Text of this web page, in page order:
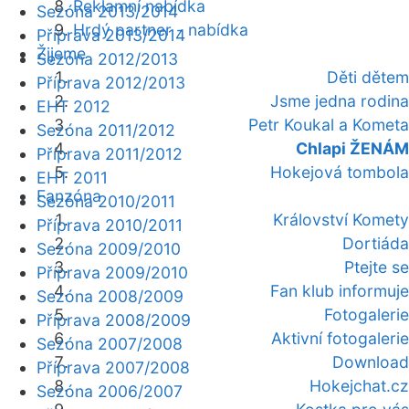
Reklamní nabídka
Hrdý partner - nabídka
Žijeme
Děti dětem
Jsme jedna rodina
Petr Koukal a Kometa
Chlapi ŽENÁM
Hokejová tombola
Fanzóna
Království Komety
Dortiáda
Ptejte se
Fan klub informuje
Fotogalerie
Aktivní fotogalerie
Download
Hokejchat.cz
Sezóna 2013/2014
Příprava 2013/2014
Sezóna 2012/2013
Příprava 2012/2013
EHT 2012
Sezóna 2011/2012
Příprava 2011/2012
EHT 2011
Sezóna 2010/2011
Příprava 2010/2011
Sezóna 2009/2010
Příprava 2009/2010
Sezóna 2008/2009
Příprava 2008/2009
Sezóna 2007/2008
Příprava 2007/2008
Sezóna 2006/2007